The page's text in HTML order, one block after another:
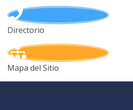
Directorio
Mapa del Sitio